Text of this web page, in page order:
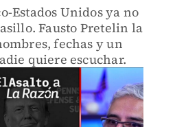
Estados Unidos ya no
Fausto Pretelin la
fechas y un
quiere escuchar.